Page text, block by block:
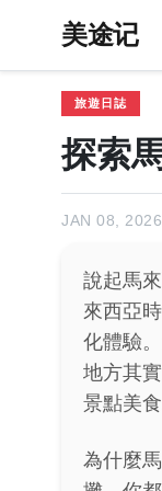
美途记
旅遊日誌
探索
JAN 08,
說起馬
來西亞
化體驗
地方其
景點美食
為什麼